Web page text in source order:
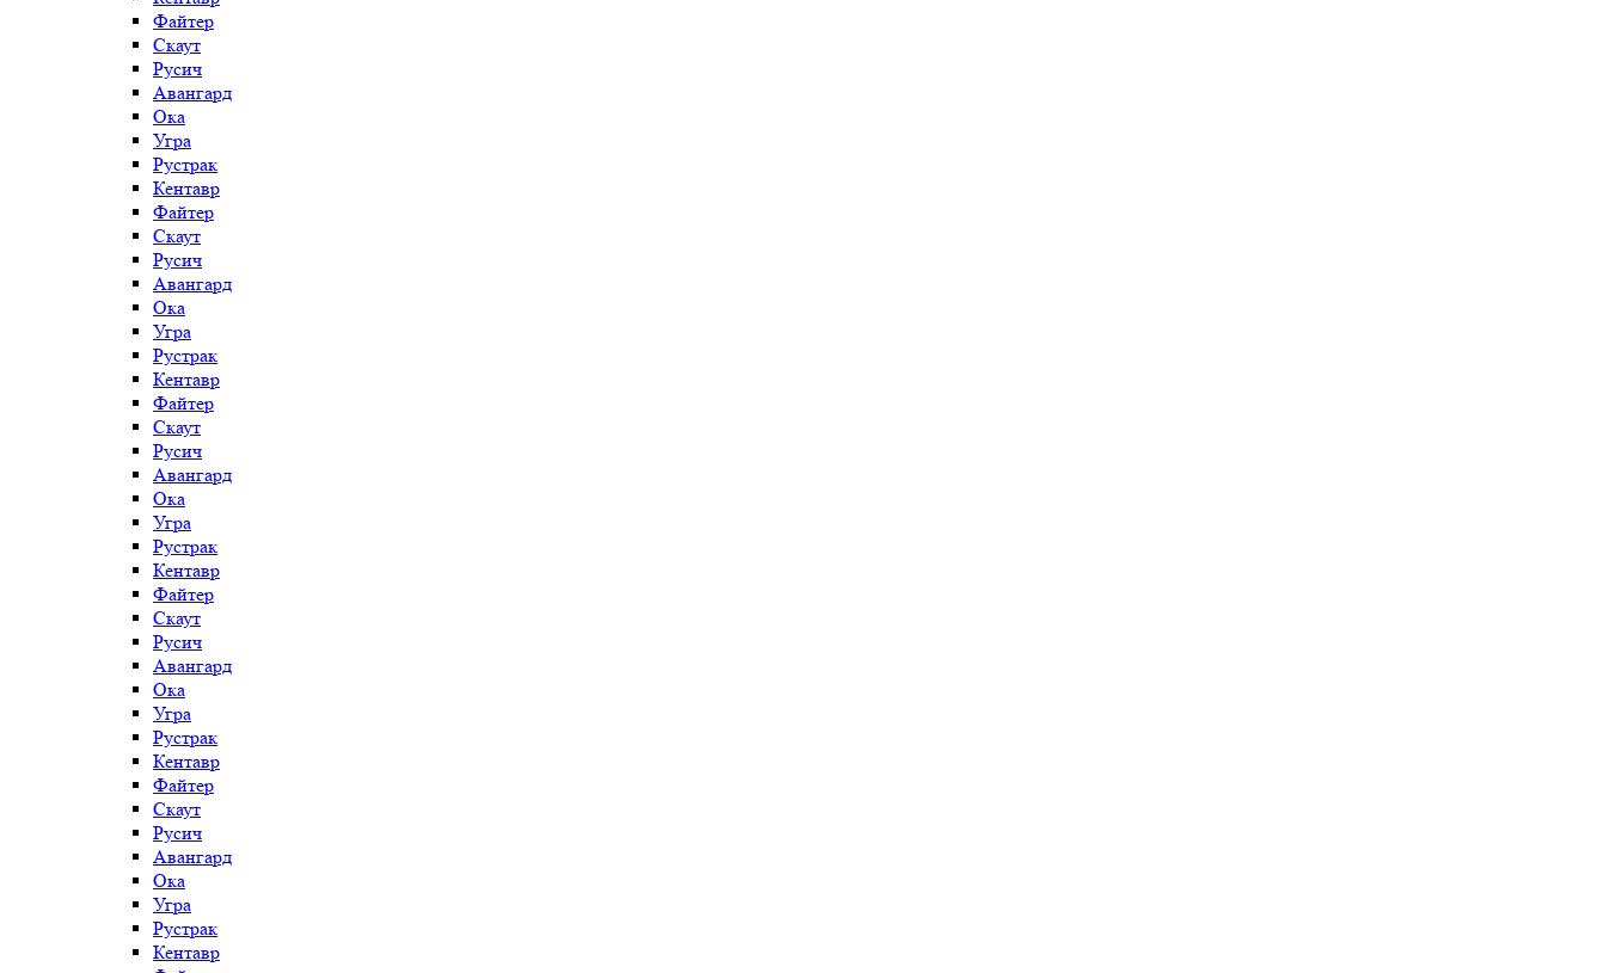
Файтер
Скаут
Русич
Авангард
Ока
Угра
Рустрак
Кентавр
Файтер
Скаут
Русич
Авангард
Ока
Угра
Рустрак
Кентавр
Файтер
Скаут
Русич
Авангард
Ока
Угра
Рустрак
Кентавр
Файтер
Скаут
Русич
Авангард
Ока
Угра
Рустрак
Кентавр
Файтер
Скаут
Русич
Авангард
Ока
Угра
Рустрак
Кентавр